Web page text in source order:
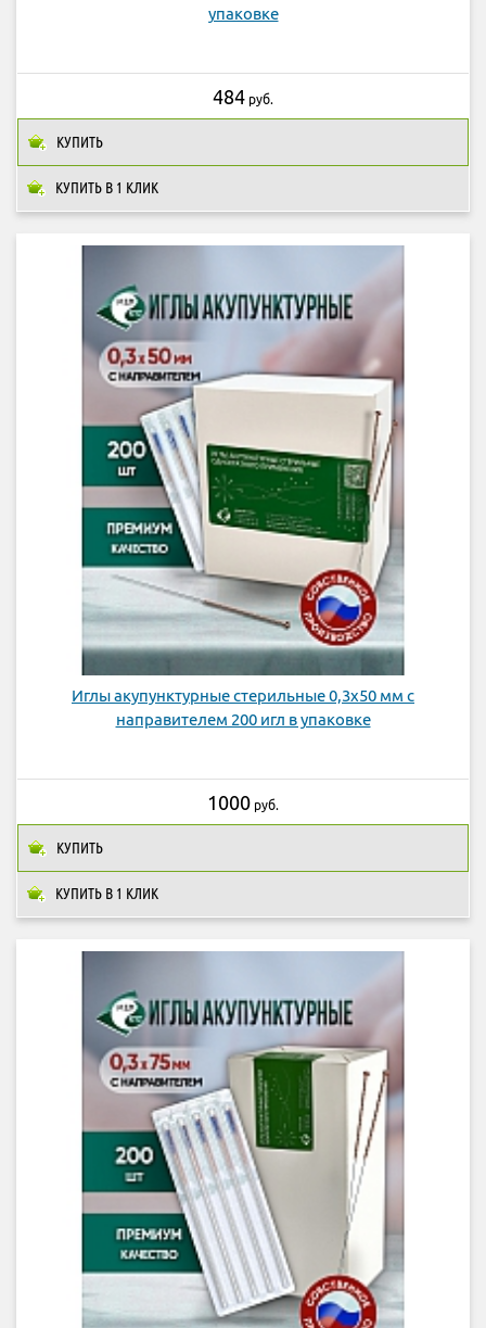
упаковке
КУПИТЬ В 1 КЛИК
484 руб.
КУПИТЬ
Иглы акупунктурные стерильные 0,3х50 мм с
направителем 200 игл в упаковке
КУПИТЬ В 1 КЛИК
1000 руб.
КУПИТЬ